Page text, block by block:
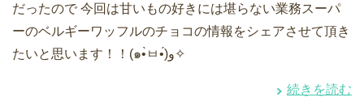
だったので 今回は甘いもの好きには堪らない業務スーパ
ーのベルギーワッフルのチョコの情報をシェアさせて頂き
たいと思います！！(๑•̀ㅂ•́)و✧
続きを読む